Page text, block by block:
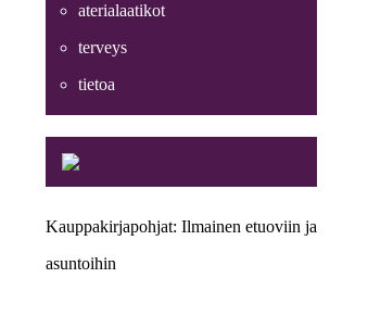
aterialaatikot
terveys
tietoa
Kauppakirjapohjat: Ilmainen etuoviin ja
asuntoihin